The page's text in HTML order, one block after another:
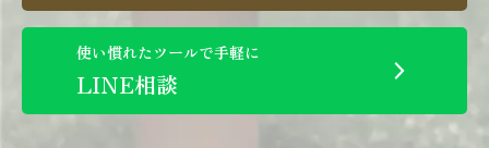
使い慣れたツールで手軽に
LINE相談